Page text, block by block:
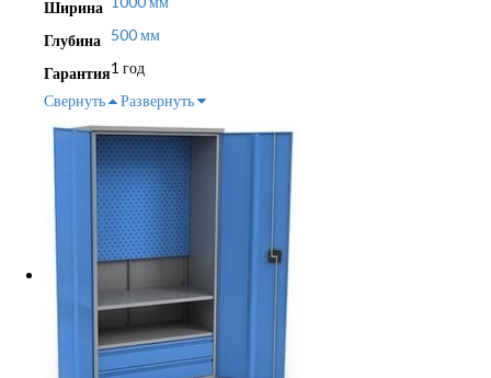
Ширина
Глубина 500 мм
Гарантия1 год
Свернуть
Развернуть